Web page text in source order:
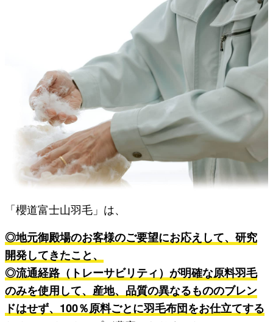
「櫻道富士山羽毛」は、
◎地元御殿場のお客様のご要望にお応えして、研究
開発してきたこと、
◎流通経路（トレーサビリティ）が明確な原料羽毛
のみを使用して、産地、品質の異なるもののブレン
ドはせず、100％原料ごとに羽毛布団をお仕立てする